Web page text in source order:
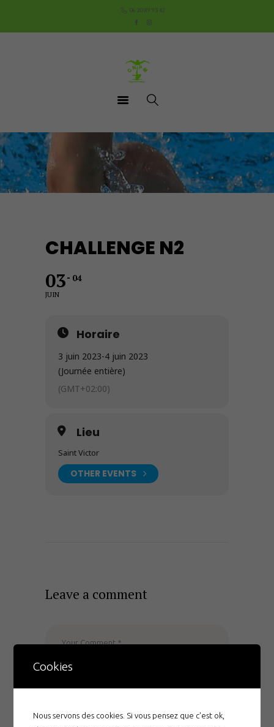
06 20 89 93 42
Le Club
Aquathlon du Pays
Mornantais
Documents utiles
CHALLENGE N2
03
JUIN
04
Horaire
3 juin 2023-4 juin 2023
(Journée entière)
(GMT+02:00)
Lieu
Saint Victor
OTHER EVENTS
Leave a comment
Cookies
Nous servons des cookies. Si vous pensez que c'est ok,